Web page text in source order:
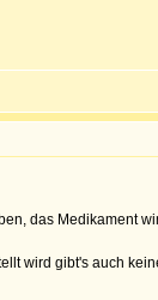
das Medikament
wird gibt's auch